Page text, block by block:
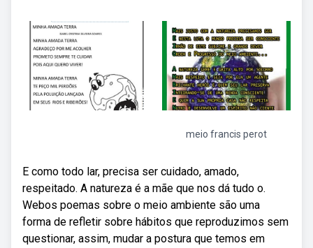
meio francis perot
E como todo lar, precisa ser cuidado, amado,
respeitado. A natureza é a mãe que nos dá tudo o.
Webos poemas sobre o meio ambiente são uma
forma de refletir sobre hábitos que reproduzimos sem
questionar, assim, mudar a postura que temos em